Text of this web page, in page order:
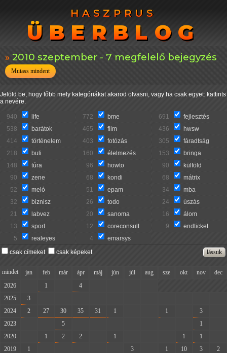
HASZPRUS
ÜBERBLOG
HASZPRUS
ÜBERBLOG
2010 szeptember - 7 megfelelő bejegyzés
Mutass mindent
Jelöld be, hogy főbb mely kategóriákat akarod olvasni, vagy ha csak egyet: kattints
a nevére.
940 life 772 bme 691
fejlesztés
538
barátok 465 film 436
hwsw
414
történelem 403 fotózás 305
fáradtság
218
buli 160 élelmezés 153
bringa
148
túra 96 howto 90
külföld
90
zene 68 kondi 68
mátrix
52
meló 51 epam 34
mba
32
biznisz 26 todo 24
úszás
21
labvez 20 sanoma 16
álom
13
sport 12 coreconsult 9
endticket
5
realeyes 4
emarsys
csak címeket
csak képeket
mindet jan feb már ápr máj jún júl aug sze okt nov
dec
2026
1 4
2025
3
2024
2 27 30 35 31 1 1 3
2023
5 1
2020
1 2 2 1 1 1
2019
1 3 1 10 3
2